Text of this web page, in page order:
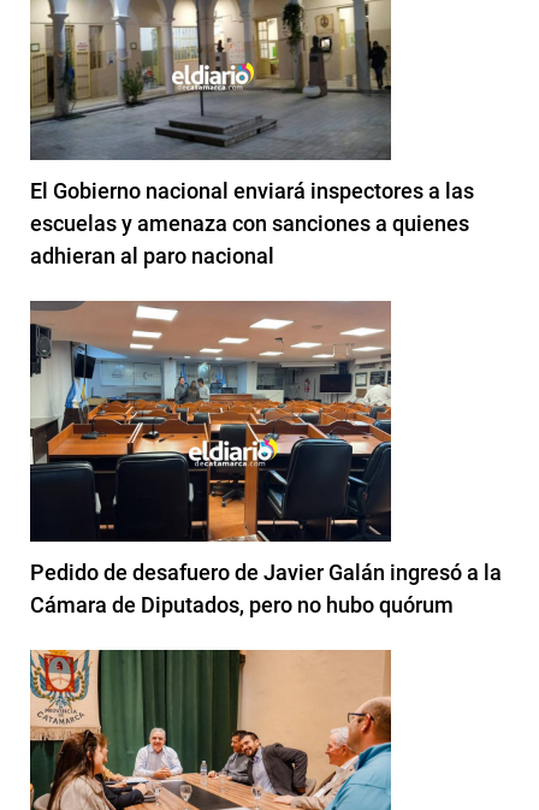
El Gobierno nacional enviará inspectores a las
escuelas y amenaza con sanciones a quienes
adhieran al paro nacional
Pedido de desafuero de Javier Galán ingresó a la
Cámara de Diputados, pero no hubo quórum